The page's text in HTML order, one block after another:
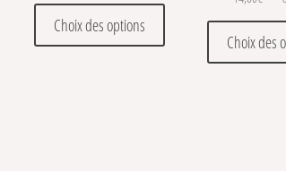
Choix des options
Ce produit a plusieurs
Choix des